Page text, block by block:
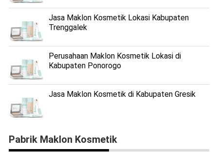
Jasa Maklon Kosmetik Lokasi Kabupaten
Trenggalek
Perusahaan Maklon Kosmetik Lokasi di
Kabupaten Ponorogo
Jasa Maklon Kosmetik di Kabupaten Gresik
Pabrik Maklon Kosmetik